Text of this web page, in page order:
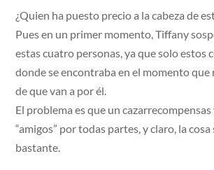
¿Quien ha puesto precio a la cabeza de
Pues en un primer momento, Tiffany
estas cuatro personas, ya que solo estos
donde se encontraba en el momento que
de que van a por él.
El problema es que un
“amigos” por todas partes, y claro, la cosa
bastante.